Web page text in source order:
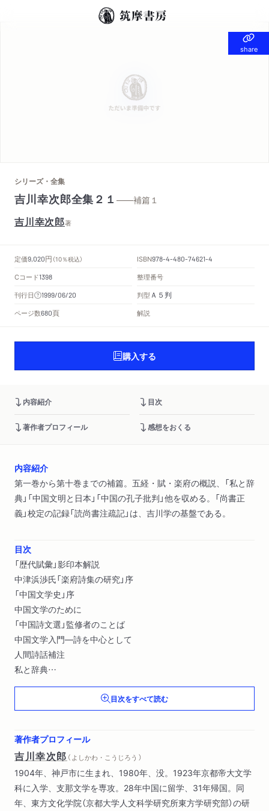
share
share
シリーズ・全集
吉川幸次郎全集２１——補篇１
吉川幸次郎著
定価9,020円 （10％税込） ISBN978-4-480-74621-4
Cコード1398
整理番号
刊行日
1999/06/20 判型 Ａ５判
ページ数680頁 解説
購入する
内容紹介 目次
著作者プロフィール 感想をおくる
内容紹介
第一巻から第十巻までの補篇。五経・賦・楽府の概説、「私と辞
典」「中国文明と日本」「中国の孔子批判」他を収める。「尚書正
義」校定の記録「読尚書注疏記」は、吉川学の基盤である。
目次
「歴代賦彙」影印本解説
中津浜渉氏「楽府詩集の研究」序
「中国文学史」序
中国文学のために
「中国詩文選」監修者のことば
中国文学入門―詩を中心として
人間詩話補注
私と辞典
儒学における物と心
目次をすべて読む
著作者プロフィール
吉川幸次郎 （ よしかわ・こうじろう ）
1904年、神戸市に生まれ、1980年、没。1923年京都帝大文学
科に入学、支那文学を専攻。28年中国に留学、31年帰国。同
年、東方文化学院（京都大学人文科学研究所東方学研究部）の研